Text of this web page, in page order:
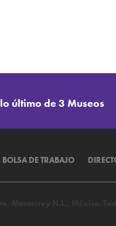
último de 3 Museos
BOLSA DE TRABAJO